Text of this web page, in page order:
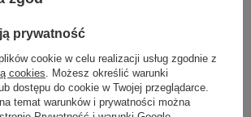
prywatność
cookie w celu realizacji usług zgodnie z
cookies. Możesz określić warunki
dostępu do cookie w Twojej przeglądarce.
temat warunków i prywatności można